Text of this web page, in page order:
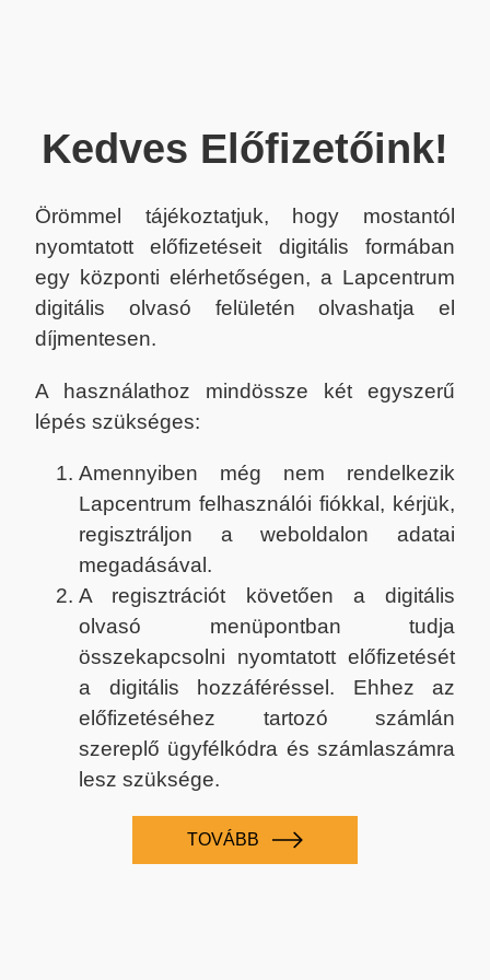
Kedves Előfizetőink!
Örömmel tájékoztatjuk, hogy mostantól
nyomtatott előfizetéseit digitális formában
egy központi elérhetőségen, a Lapcentrum
digitális olvasó felületén olvashatja el
díjmentesen.
A használathoz mindössze két egyszerű
lépés szükséges:
Amennyiben még nem rendelkezik
Lapcentrum felhasználói fiókkal, kérjük,
regisztráljon a weboldalon adatai
megadásával.
A regisztrációt követően a digitális
olvasó menüpontban tudja
összekapcsolni nyomtatott előfizetését
a digitális hozzáféréssel. Ehhez az
előfizetéséhez tartozó számlán
szereplő ügyfélkódra és számlaszámra
lesz szüksége.
TOVÁBB